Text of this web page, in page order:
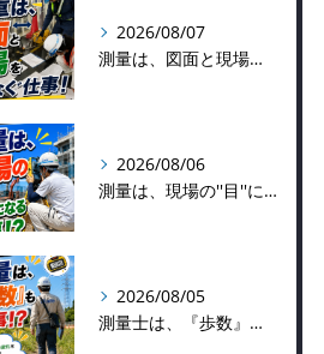
2026/08/07
測量は、図面と現場をつなぐ仕事！
2026/08/06
測量は、現場の''目''になる仕事！？
2026/08/05
測量士は、『歩数』も大事！？